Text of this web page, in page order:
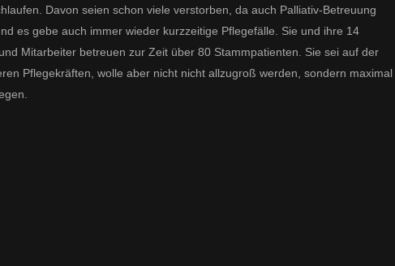
Davon seien schon viele verstorben, da auch Palliativ-Betreuung
es gebe auch immer wieder kurzzeitige Pflegefälle. Sie und ihre 14
Mitarbeiter betreuen zur Zeit über 80 Stammpatienten. Sie sei auf der
Pflegekräften, wolle aber nicht nicht allzugroß werden, sondern maximal